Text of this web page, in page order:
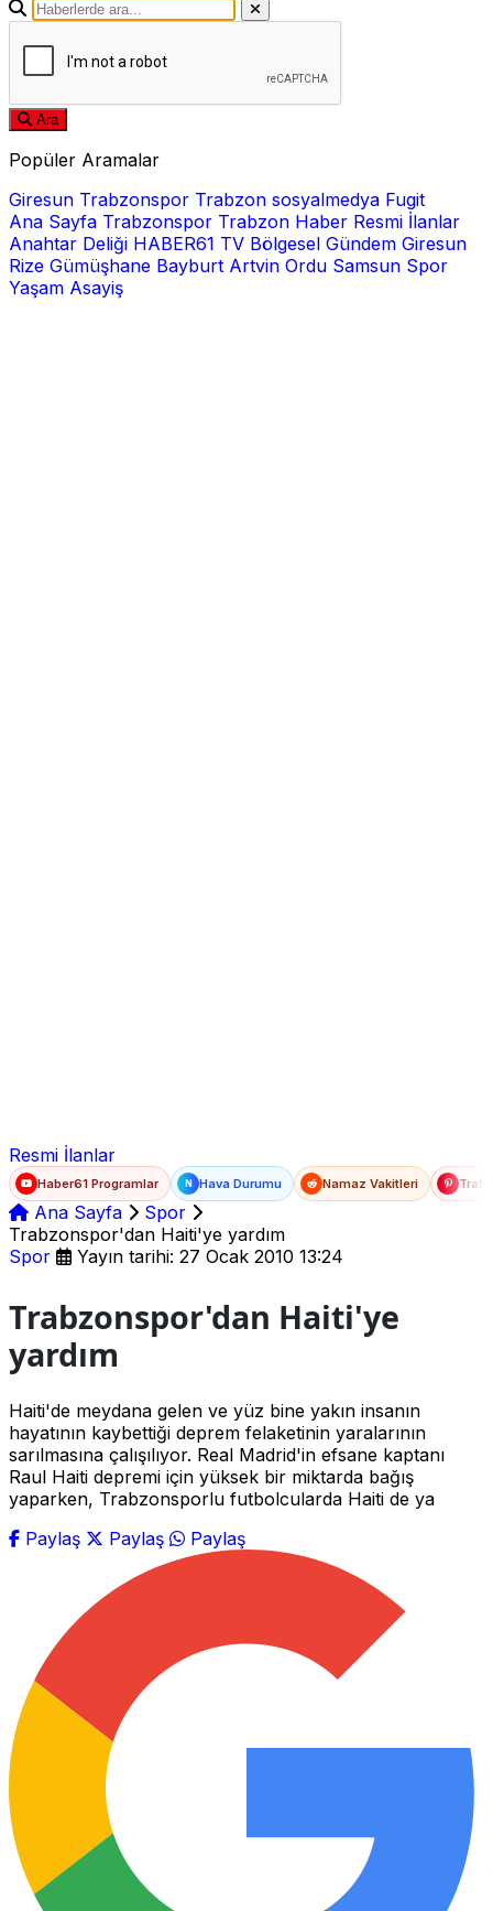
Ara
Popüler Aramalar
Giresun Trabzonspor Trabzon sosyalmedya Fugit
Ana Sayfa Trabzonspor Trabzon Haber Resmi İlanlar
Anahtar Deliği HABER61 TV Bölgesel Gündem Giresun
Rize Gümüşhane Bayburt Artvin Ordu Samsun Spor
Yaşam Asayiş
Resmi İlanlar
Haber61 Programlar N Hava Durumu Namaz Vakitleri
Ana Sayfa
Spor
Trabzonspor'dan Haiti'ye yardım
Spor
Yayın tarihi: 27 Ocak 2010 13:24
Trabzonspor'dan Haiti'ye
yardım
Haiti'de meydana gelen ve yüz bine yakın insanın
hayatının kaybettiği deprem felaketinin yaralarının
sarılmasına çalışılıyor. Real Madrid'in efsane kaptanı
Raul Haiti depremi için yüksek bir miktarda bağış
yaparken, Trabzonsporlu futbolcularda Haiti de ya
Paylaş
Paylaş Paylaş